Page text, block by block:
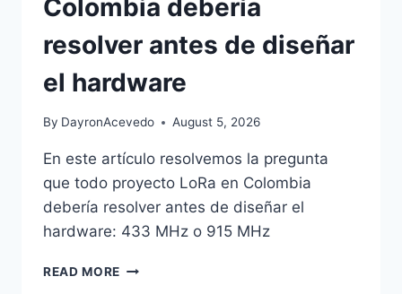
Colombia debería
resolver antes de diseñar
el hardware
By DayronAcevedo August 5, 2026
En este artículo resolvemos la pregunta
que todo proyecto LoRa en Colombia
debería resolver antes de diseñar el
hardware: 433 MHz o 915 MHz
READ MORE